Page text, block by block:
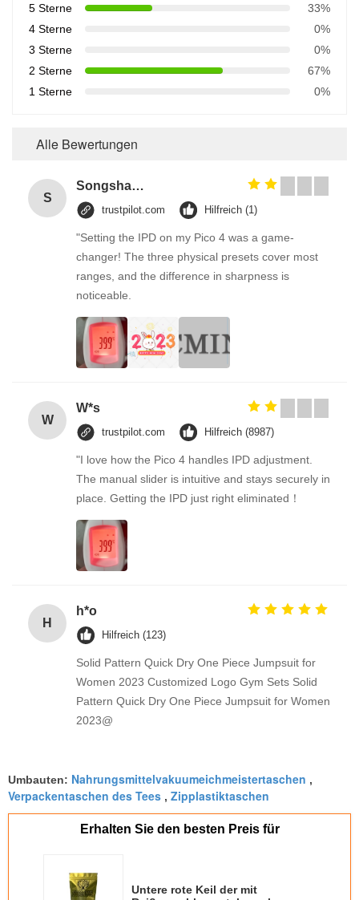
5 Sterne
33%
4 Sterne
0%
3 Sterne
0%
2 Sterne
67%
1 Sterne
0%
Alle Bewertungen
S
Songshang
trustpilot.com Hilfreich (1)
"Setting the IPD on my Pico 4 was a game-
changer! The three physical presets cover most
ranges, and the difference in sharpness is
noticeable.
W
W*s
trustpilot.com Hilfreich (8987)
"I love how the Pico 4 handles IPD adjustment.
The manual slider is intuitive and stays securely in
place. Getting the IPD just right eliminated！
H
h*o
Hilfreich (123)
Solid Pattern Quick Dry One Piece Jumpsuit for
Women 2023 Customized Logo Gym Sets Solid
Pattern Quick Dry One Piece Jumpsuit for Women
2023@
Umbauten: Nahrungsmittelvakuumeichmeistertaschen ,
Verpackentaschen des Tees , Zipplastiktaschen
Erhalten Sie den besten Preis für
Untere rote Keil der mit